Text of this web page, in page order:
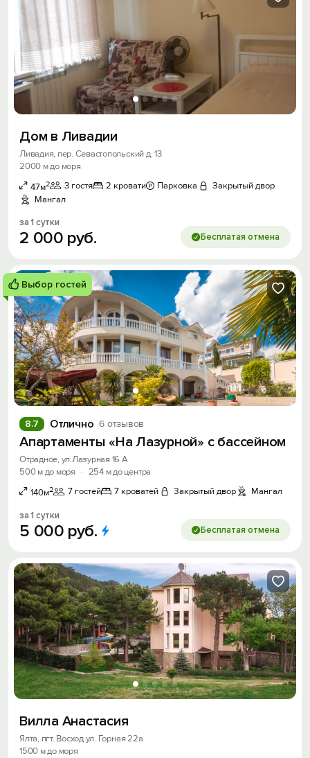
Дом в Ливадии
Ливадия, пер. Севастопольский д. 13
2000 м до моря
47м2 3 гостя 2 кровати Парковка
Закрытый двор
Мангал
за 1 сутки
2 000 руб. Бесплатая отмена
Выбор гостей
Отлично 6 отзывов
8.7
Апартаменты «На Лазурной» с бассейном
Отрадное, ул.Лазурная 16 А
500 м до моря
· 254 м до центра
140м2 7 гостей 7 кроватей Закрытый двор Мангал
за 1 сутки
5 000 руб. Бесплатая отмена
Вилла Анастасия
Ялта, пгт. Восход ул. Горная 22а
1500 м до моря